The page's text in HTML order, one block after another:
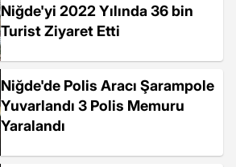
Niğde'yi 2022 Yılında 36 bin
Turist Ziyaret Etti
Niğde'de Polis Aracı Şarampole
Yuvarlandı 3 Polis Memuru
Yaralandı